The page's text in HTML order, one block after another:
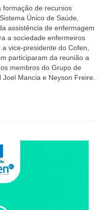
formação de recursos
Único de Saúde,
assistência de enfermagem
a sociedade enfermeiros
vice-presidente do Cofen,
participaram da reunião a
membros do Grupo de
Mancia e Neyson Freire.